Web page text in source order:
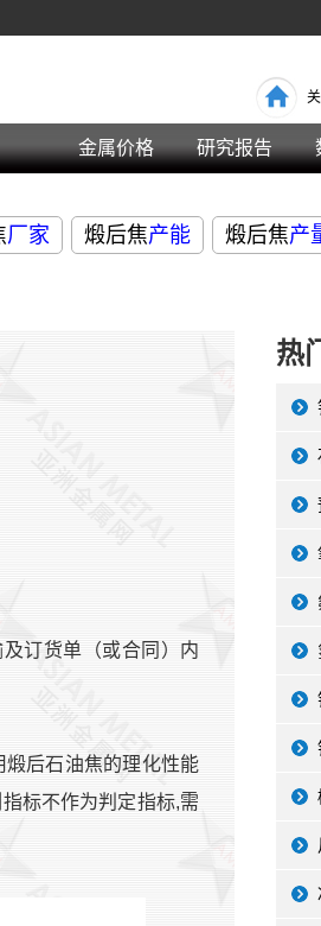
金属价格 研究报告
厂家 煅后焦产能 煅后焦产
订货单（或合同）内
后石油焦的理化性能
标不作为判定指标,需
热